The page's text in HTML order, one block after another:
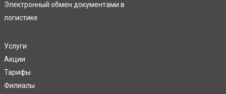
Электронный обмен документами в
логистике
Услуги
Акции
Тарифы
Филиалы